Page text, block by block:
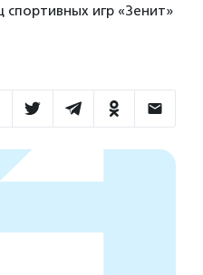
спортивных игр «Зенит»